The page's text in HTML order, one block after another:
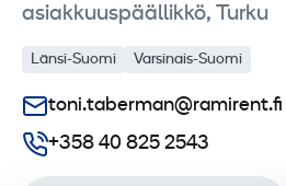
asiakkuuspäällikkö, Turku
Länsi-Suomi Varsinais-Suomi
toni.taberman@ramirent.fi
+358 40 825 2543